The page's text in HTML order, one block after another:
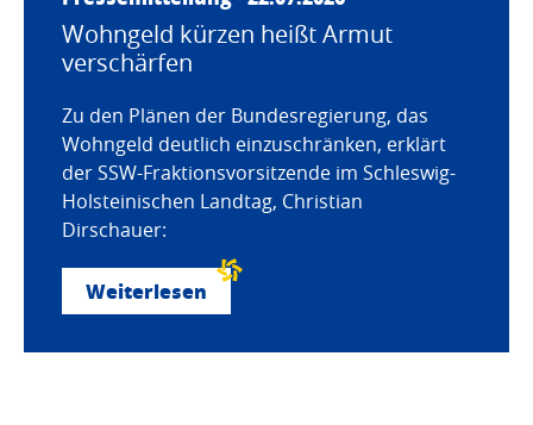
Wohngeld kürzen heißt Armut
verschärfen
Zu den Plänen der Bundesregierung, das
Wohngeld deutlich einzuschränken, erklärt
der SSW-Fraktionsvorsitzende im Schleswig-
Holsteinischen Landtag, Christian
Dirschauer:
Weiterlesen